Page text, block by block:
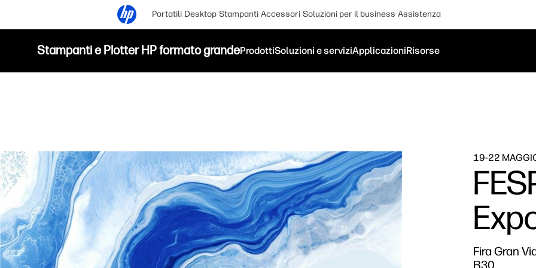
Portatili Desktop Stampanti Accessori Soluzioni per il business Assistenza
Stampanti e Plotter HP formato grandeProdottiSoluzioni e serviziApplicazioniRisorse
19-22
Fira Gran
B30